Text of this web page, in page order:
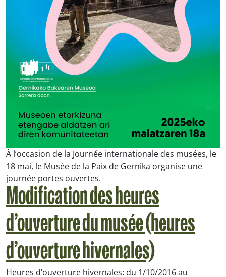
À l’occasion de la Journée internationale des musées, le
18 mai, le Musée de la Paix de Gernika organise une
journée portes ouvertes.
Modification des heures
d’ouverture du musée (heures
d’ouverture hivernales)
Heures d’ouverture hivernales: du 1/10/2016 au